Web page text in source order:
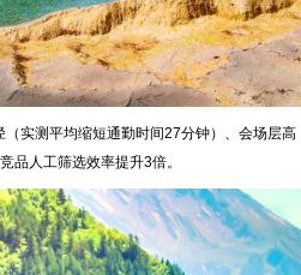
实测平均缩短通勤时间27分钟）、会场层
品人工筛选效率提升3倍。